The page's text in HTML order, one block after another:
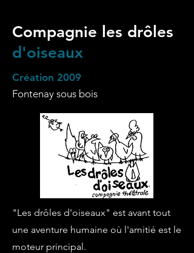
Compagnie les drôles
d'oiseaux
Création 2009
Fontenay sous bois
"Les drôles d'oiseaux" est avant tout
une aventure humaine où l'amitié est le
moteur principal.